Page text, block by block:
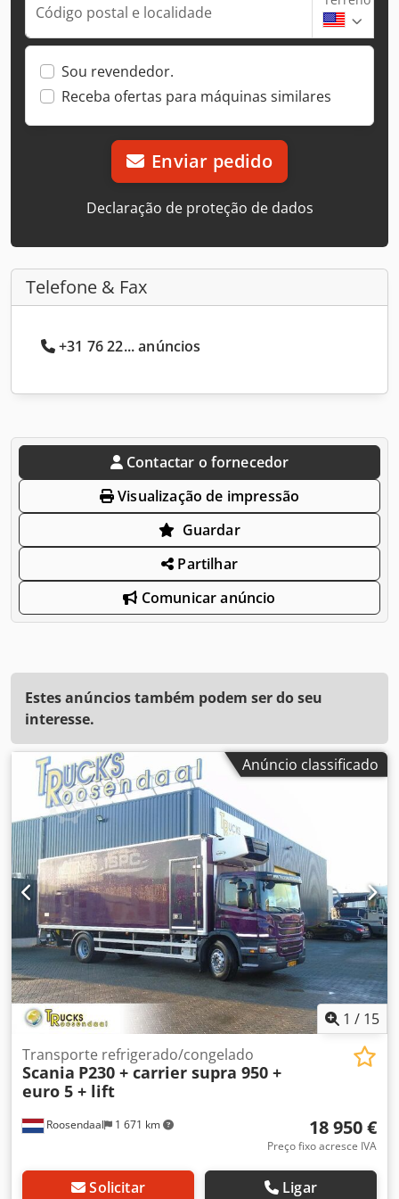
Código postal e localidade
Sou revendedor.
Receba ofertas para máquinas similares
Enviar pedido
Declaração de proteção de dados
Telefone & Fax
+31 76 22... anúncios
Contactar o fornecedor
Visualização de impressão
Guardar
Partilhar
Comunicar anúncio
Estes anúncios também podem ser do seu
interesse.
Anúncio classificado
1 / 15
Roosendaal 1 671 km
Transporte refrigerado/congelado
Scania P230 + carrier supra 950 +
euro 5 + lift
18 950 €
Preço fixo acresce IVA
Solicitar Ligar